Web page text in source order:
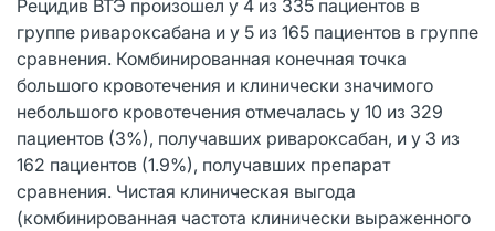
Рецидив ВТЭ произошел у 4 из 335 пациентов в
группе ривароксабана и у 5 из 165 пациентов в группе
сравнения. Комбинированная конечная точка
большого кровотечения и клинически значимого
небольшого кровотечения отмечалась у 10 из 329
пациентов (3%), получавших ривароксабан, и у 3 из
162 пациентов (1.9%), получавших препарат
сравнения. Чистая клиническая выгода
(комбинированная частота клинически выраженного